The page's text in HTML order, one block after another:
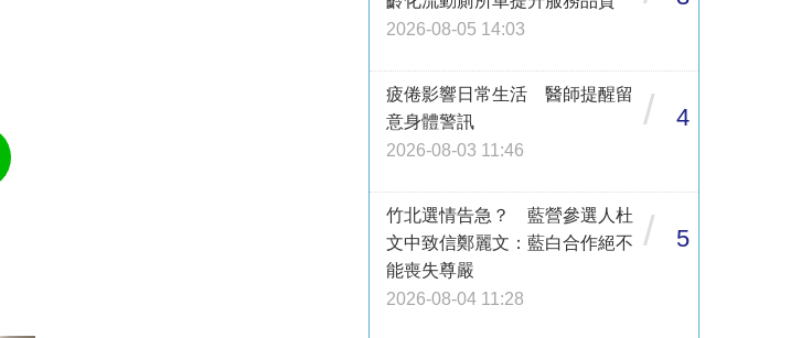
2026-08-05 14:03
疲倦影響日常生活 醫師提醒留
意身體警訊
2026-08-03 11:46
/ 4
竹北選情告急？ 藍營參選人杜
文中致信鄭麗文：藍白合作絕不
能喪失尊嚴
2026-08-04 11:28
/ 5